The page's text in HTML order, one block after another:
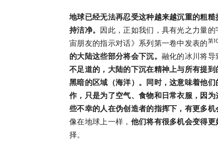
地球已经无法再忍受这种越来越沉重的粗
持洁净。 因此，正如我们，具有光之力量
宙朋友的指示对话》系列第一卷中发表的第
的大陆这些部分将会下沉。 融化的冰川将
不足道的，大陆的下沉在精神上与所有提
黑暗的区域（海洋）。同时，这意味着他
作，只是为了空气、食物和日常衣服，因为
些不幸的人在伪创造者的指挥下，有更多机
像在地球上一样， 他们将有很多机会变得更
择。